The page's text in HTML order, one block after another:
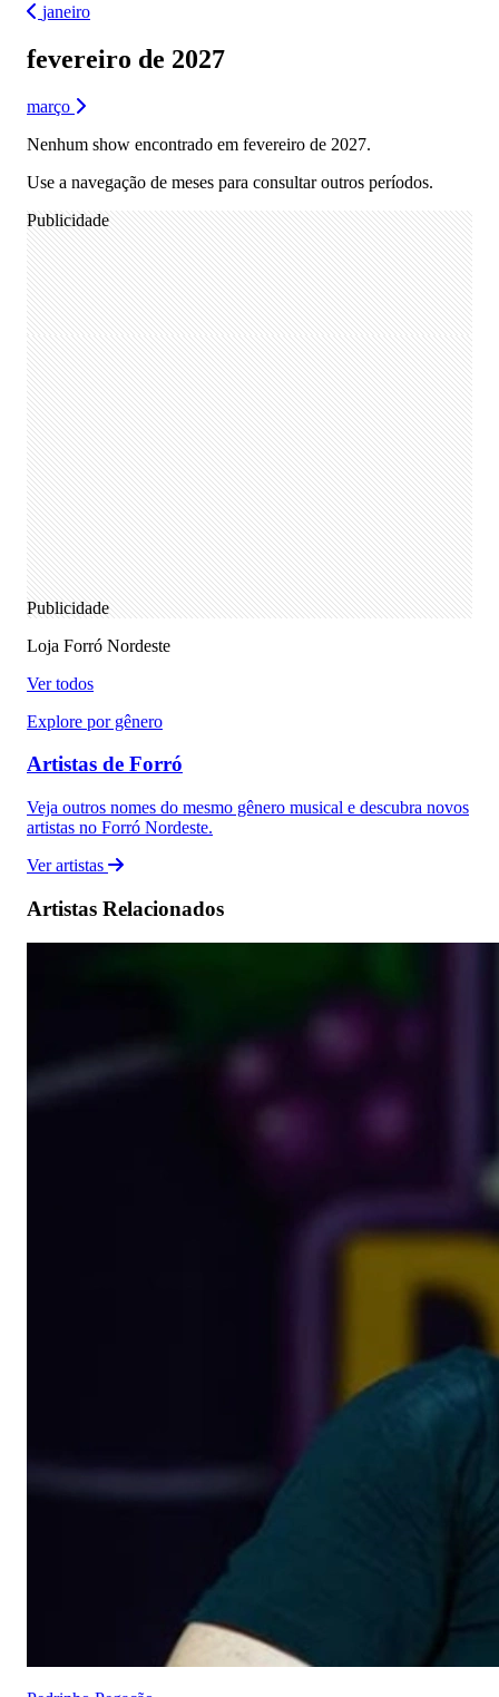
janeiro
fevereiro de 2027
março
Nenhum show encontrado em fevereiro de 2027.
Use a navegação de meses para consultar outros períodos.
Publicidade
Publicidade
Loja Forró Nordeste
Ver todos
Explore por gênero
Artistas de Forró
Veja outros nomes do mesmo gênero musical e descubra novos
artistas no Forró Nordeste.
Ver artistas
Artistas Relacionados